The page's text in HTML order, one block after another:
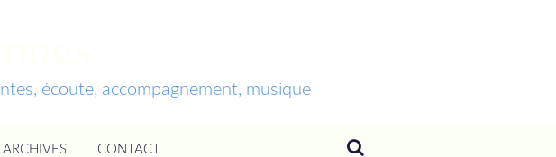
écoute, accompagnement, musique
ARCHIVES CONTACT